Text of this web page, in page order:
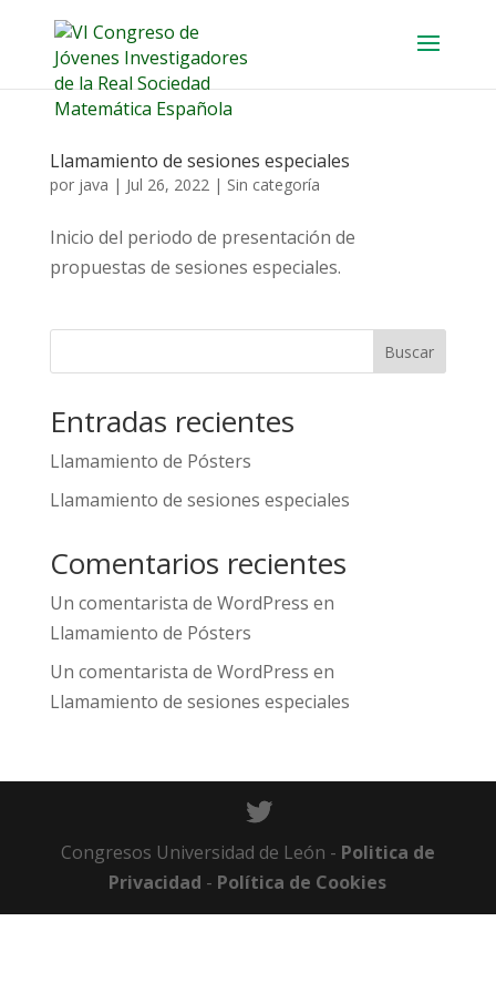
Llamamiento de sesiones especiales
por java | Jul 26, 2022| Sin categoría
Inicio del periodo de presentación de
propuestas de sesiones especiales.
Buscar
Entradas recientes
Llamamiento de Pósters
Llamamiento de sesiones especiales
Comentarios recientes
Un comentarista de WordPress en
Llamamiento de Pósters
Un comentarista de WordPress en
Llamamiento de sesiones especiales
Congresos Universidad de León - Politica de
Privacidad - Política de Cookies